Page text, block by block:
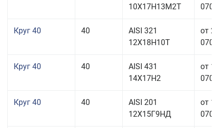
10Х17Н13М2Т
Круг 40 40
AISI 321
12Х18Н10Т
от
Круг 40 40
AISI 431
14Х17Н2
от
Круг 40 40
AISI 201
12Х15Г9НД
от